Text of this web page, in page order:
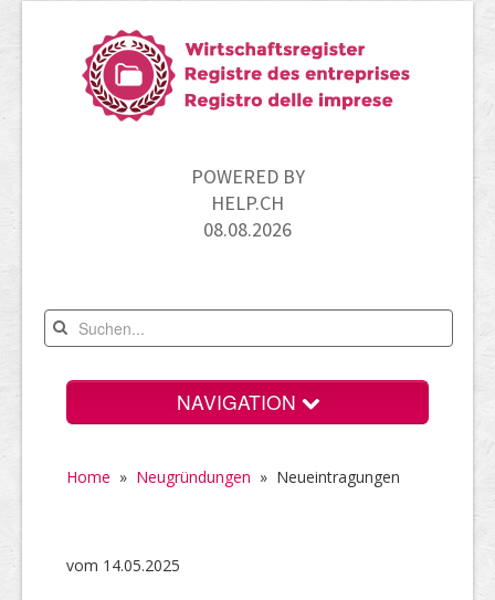
POWERED BY
HELP.CH
08.08.2026
NAVIGATION
Home » Neugründungen » Neueintragungen
vom 14.05.2025